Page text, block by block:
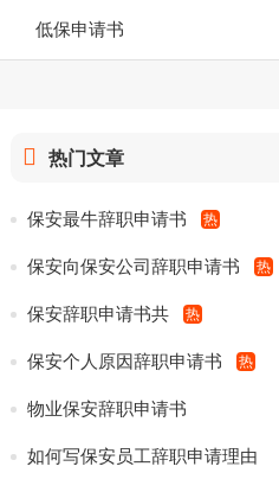
低保申请书
热门文章
保安最牛辞职申请书
保安向保安公司辞职申请书
保安辞职申请书共
保安个人原因辞职申请书
物业保安辞职申请书
如何写保安员工辞职申请理由